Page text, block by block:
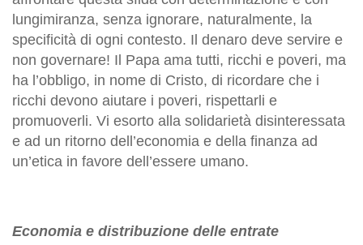
lungimiranza, senza ignorare, naturalmente, la
specificità di ogni contesto. Il denaro deve servire e
non governare! Il Papa ama tutti, ricchi e poveri, ma
ha l’obbligo, in nome di Cristo, di ricordare che i
ricchi devono aiutare i poveri, rispettarli e
promuoverli. Vi esorto alla solidarietà disinteressata
e ad un ritorno dell’economia e della finanza ad
un’etica in favore dell’essere umano.
Economia e distribuzione delle entrate